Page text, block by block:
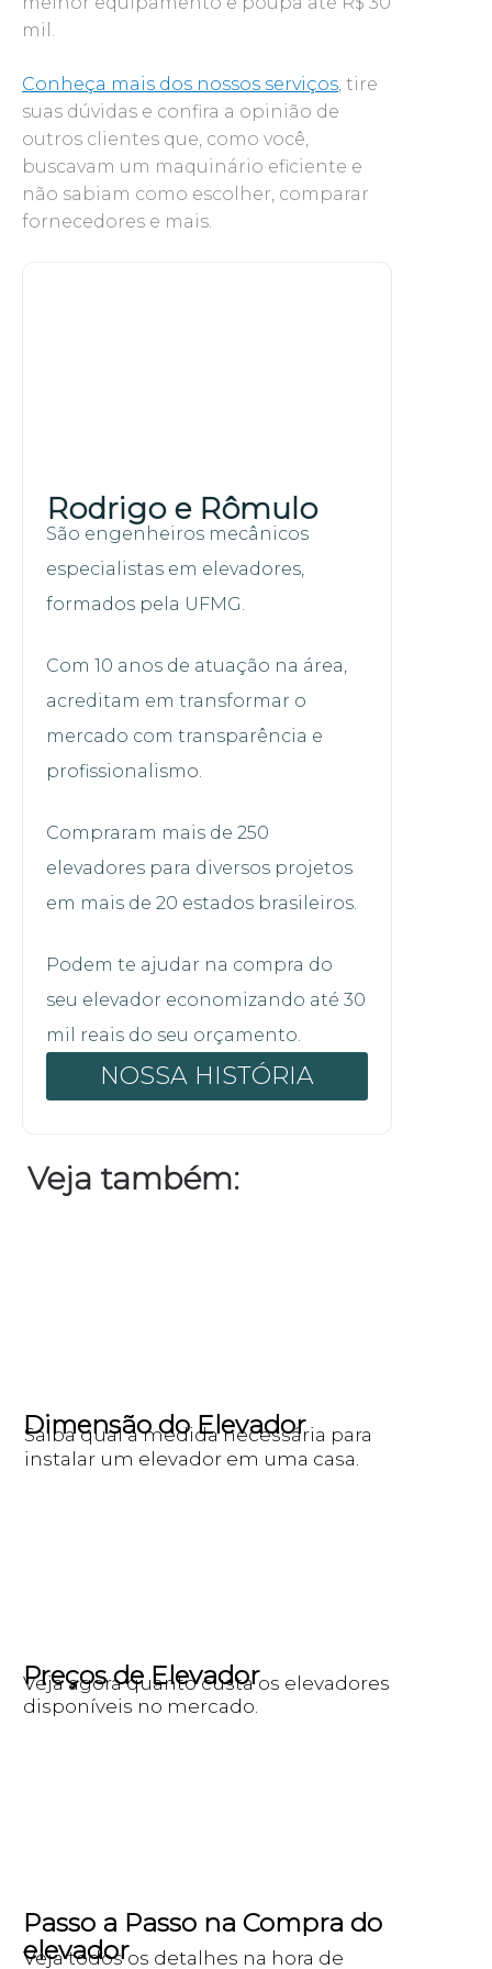
mil.
Conheça mais dos nossos serviços , tire
suas dúvidas e confira a opinião de
outros clientes que, como você,
buscavam um maquinário eficiente e
não sabiam como escolher, comparar
fornecedores e mais.
Rodrigo e Rômulo
São engenheiros mecânicos
especialistas em elevadores,
formados pela UFMG.
Com 10 anos de atuação na área,
acreditam em transformar o
mercado com transparência e
profissionalismo.
Compraram mais de 250
elevadores para diversos projetos
em mais de 20 estados brasileiros.
Podem te ajudar na compra do
seu elevador economizando até 30
mil reais do seu orçamento.
NOSSA HISTÓRIA
Veja também:
Dimensão do Elevador
Saiba qual a medida necessária para
instalar um elevador em uma casa.
Preços de Elevador
Veja agora quanto custa os elevadores
disponíveis no mercado.
Passo a Passo na Compra do
elevador
Veja todos os detalhes na hora de